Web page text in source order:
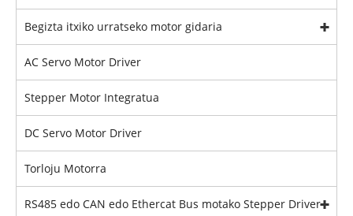
Begizta itxiko urratseko motor gidaria
AC Servo Motor Driver
Stepper Motor Integratua
DC Servo Motor Driver
Torloju Motorra
RS485 edo CAN edo Ethercat Bus motako Stepper Driver